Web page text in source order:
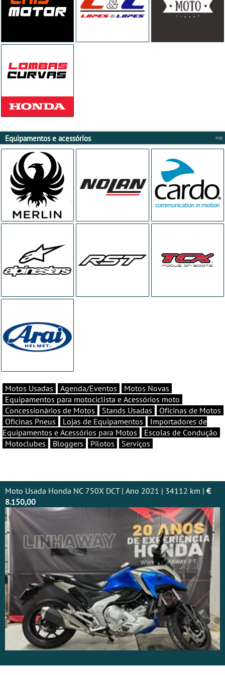
Equipamentos e acessórios
Motos Usadas Agenda/Eventos
Motos Novas
Equipamentos para motociclista e Acessórios moto
Concessionários de Motos
Stands Usadas
Oficinas de Motos
Oficinas Pneus
Lojas de Equipamentos
Importadores de
Equipamentos e Acessórios para Motos
Escolas de Condução
Motoclubes
Bloggers Pilotos Serviços
Moto Usada Honda NC 750X DCT | Ano 2021 | 34112 km | €
8.150,00